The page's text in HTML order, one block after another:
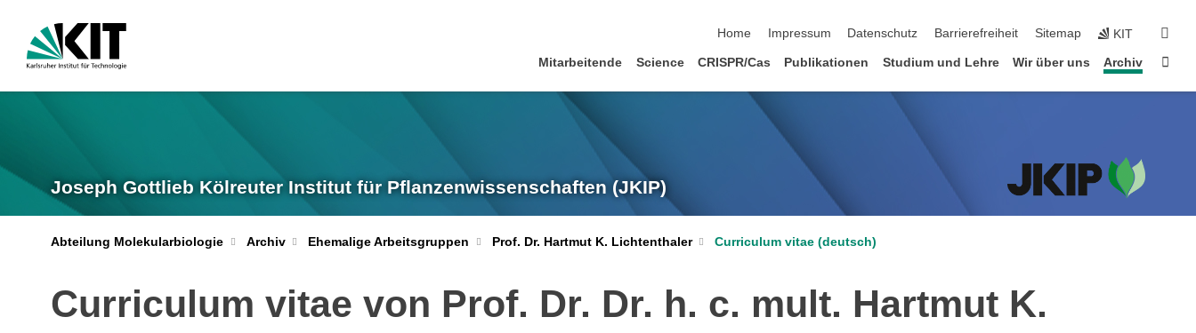
Home
Impressum Datenschutz Barrierefreiheit Sitemap KIT
Mitarbeitende Science CRISPR/Cas Publikationen Studium und Lehre Wir über uns Archiv
Joseph Gottlieb Kölreuter Institut für Pflanzenwissenschaften (JKIP)
Abteilung Molekularbiologie Archiv Ehemalige Arbeitsgruppen Prof. Dr. Hartmut K. Lichtenthaler Curriculum vitae (deutsch)
Curriculum vitae von Prof. Dr. Dr. h. c. mult. Hartmut K.